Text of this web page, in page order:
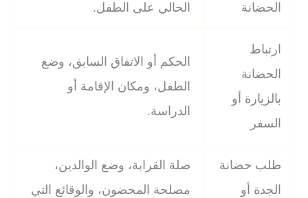
الحضانة
الحالي على الطفل.
ارتباط
الحضانة
بالزيارة أو
السفر
الحكم أو الاتفاق السابق، وضع
الطفل، ومكان الإقامة أو
الدراسة.
طلب حضانة
الجدة أو
صلة القرابة، وضع الوالدين،
مصلحة المحضون، والوقائع التي